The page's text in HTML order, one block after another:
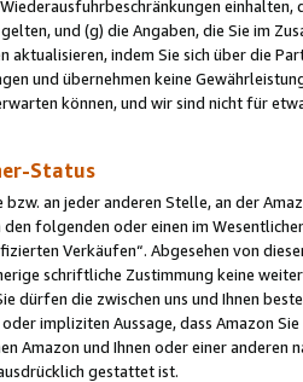
und (g) die Angaben, die Sie im
aktualisieren, indem Sie sich über die
und übernehmen keine
können, und wir sind nicht für
Status
bzw. an jeder anderen Stelle, an der
folgenden oder einen im
Verkäufen“. Abgesehen von
schriftliche Zustimmung keine
dürfen die zwischen uns und Ihnen
impliziten Aussage, dass Amazon
Amazon und Ihnen oder einer
gestattet ist.